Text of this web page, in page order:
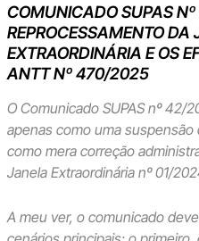
COMUNICADO SUPAS
REPROCESSAMENTO DA
EXTRAORDINÁRIA E OS
ANTT Nº 470/2025
O Comunicado SUPAS nº 42/
apenas como uma
como mera correção
Janela Extraordinária nº 01/
A meu ver, o comunicado